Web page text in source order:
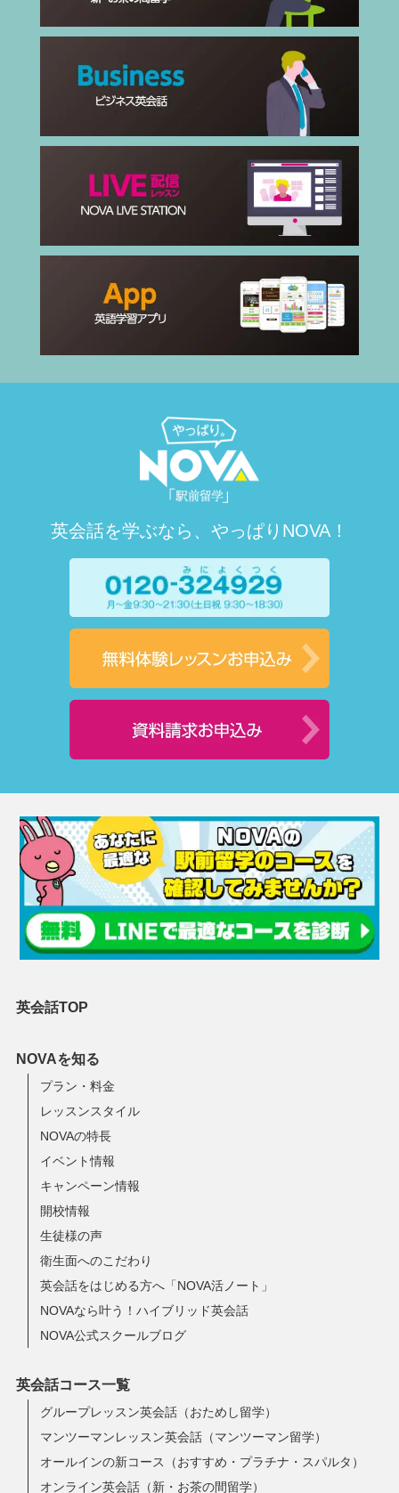
英会話を学ぶなら、やっぱりNOVA！
英会話TOP
NOVAを知る
プラン・料金
レッスンスタイル
NOVAの特長
イベント情報
キャンペーン情報
開校情報
生徒様の声
衛生面へのこだわり
英会話をはじめる方へ「NOVA活ノート」
NOVAなら叶う！ハイブリッド英会話
NOVA公式スクールブログ
英会話コース一覧
グループレッスン英会話（おためし留学）
マンツーマンレッスン英会話（マンツーマン留学）
オールインの新コース（おすすめ・プラチナ・スパルタ）
オンライン英会話（新・お茶の間留学）